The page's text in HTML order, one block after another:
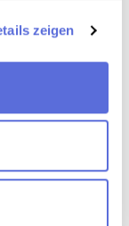
zeigen
der